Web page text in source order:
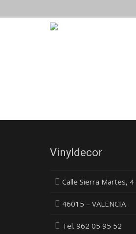
Vinyldecor
Calle Sierra Martes, 4
46015 – VALENCIA
Tel. 962 05 95 52